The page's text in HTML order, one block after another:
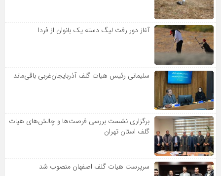
آغاز دور رفت لیگ دسته یک بانوان از فردا
سلیمانی رئیس هیات گلف آذربایجان‌غربی باقی‌ماند
برگزاری نشست بررسی فرصت‌ها و چالش‌های هیات
گلف استان تهران
سرپرست هیات گلف اصفهان منصوب شد